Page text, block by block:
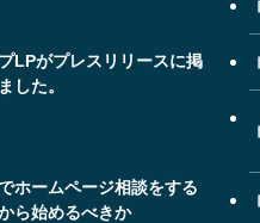
LPがプレスリリースに掲
した。
ホームページ相談をする
ら始めるべきか